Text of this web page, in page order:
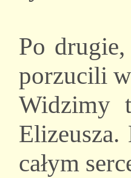
Po
porzucili
Widzimy
całym